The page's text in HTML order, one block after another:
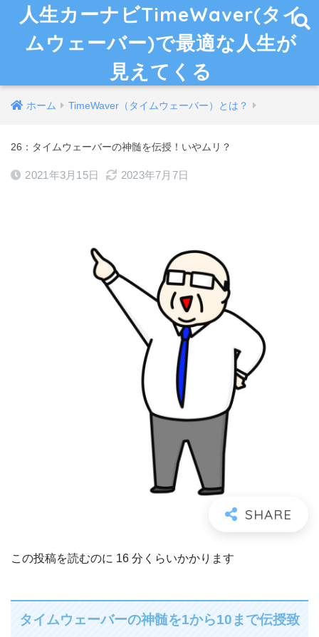
人生カーナビTimeWaver(タイ
ムウェーバー)で最適な人生が
見えてくる
ホーム TimeWaver（タイムウェーバー）とは？
26：タイムウェーバーの神髄を伝授！いやムリ？
2021年3月15日 2023年7月7日
この投稿を読むのに 16 分くらいかかります
タイムウェーバーの神髄を1から10まで伝授致